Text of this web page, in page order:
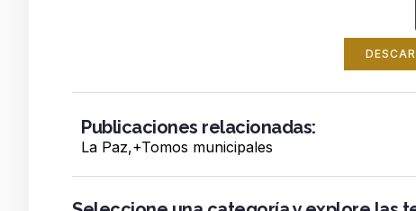
Publicaciones relacionadas:
La Paz,+Tomos municipales